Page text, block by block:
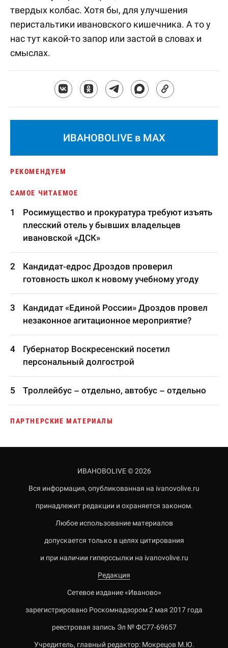
твердых колбас. Хотя бы, для улучшения
перистальтики ивановского кишечника. А то у
нас тут какой-то запор или застой в словах и
смыслах.
ИВАНОВОLIVE в MAX
РЕКОМЕНДУЕМ
САМОЕ ЧИТАЕМОЕ
Росимущество и прокуратура требуют изъять
плесский отель у бывших владельцев
ивановской «ДСК»
Кандидат-едрос Дроздов проверил
готовность школ к новому учебному угоду
Кандидат «Единой России» Дроздов провел
незаконное агитационное мероприятие?
Губернатор Воскресенский посетил
персональный долгострой
Троллейбус – отдельно, автобус – отдельно
ПАРТНЕРСКИЕ МАТЕРИАЛЫ
ИВАНОВОLIVE © 2026
Вся информация, опубликованная на ivanovolive.ru
принадлежит редакции и охраняется законом.
Любое использование материалов
допускается только в целях цитирования
и при наличии гиперссылки на ivanovolive.ru
Редакция
Сетевое издание «Иваново»
зарегистрировано Роскомнадзором 2 мая 2017 года
реестровая запись Эл № ФС77-69657
Учредитель, главный редактор: Мокрецов М.Ю.